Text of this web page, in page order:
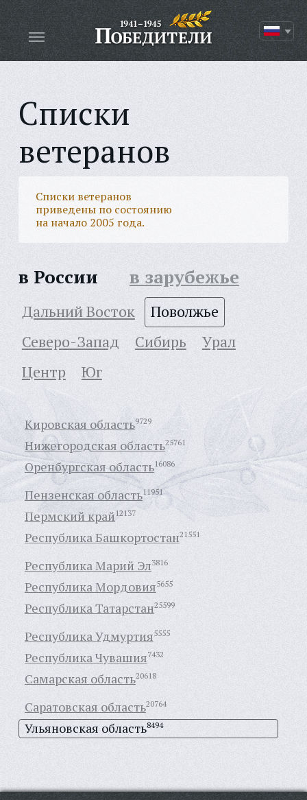
Списки
ветеранов
Списки ветеранов
приведены по состоянию
на начало 2005 года.
в России в зарубежье
Дальний Восток
Поволжье
Северо-Запад
Сибирь
Урал
Центр
Юг
Кировская область9729
Нижегородская область25761
Оренбургская область16086
Пензенская область11951
Пермский край 12137
Республика Башкортостан21551
Республика Марий Эл3816
Республика Мордовия5655
Республика Татарстан25599
Республика Удмуртия5555
Республика Чувашия7432
Самарская область20618
Саратовская область20764
Ульяновская область8494